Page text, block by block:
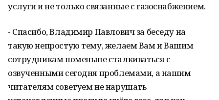
услуги и не только связанные с газоснабжением.
- Спасибо, Владимир Павлович за беседу на
такую непростую тему, желаем Вам и Вашим
сотрудникам поменьше сталкиваться с
озвученными сегодня проблемами, а нашим
читателям советуем не нарушать